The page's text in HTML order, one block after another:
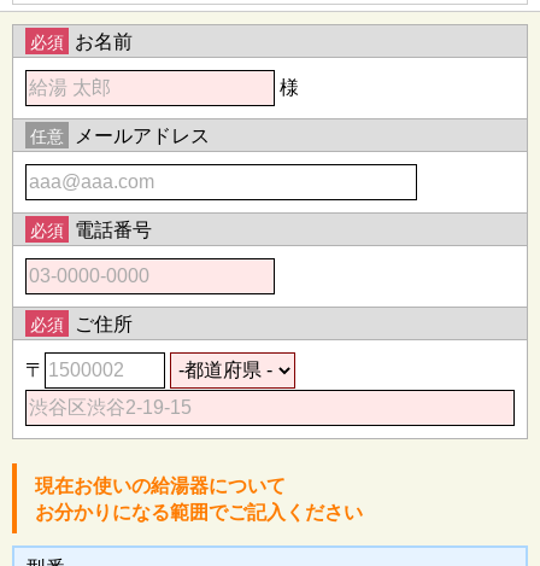
必須 お名前
様
任意 メールアドレス
必須 電話番号
必須 ご住所
〒
現在お使いの給湯器について
お分かりになる範囲でご記入ください